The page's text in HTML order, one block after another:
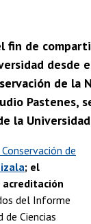
fin de
desde
de la
Pastenes,
la
de
; el
del Informe
Ciencias